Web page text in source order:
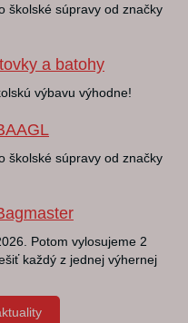
školské súpravy od značky
a batohy
výbavu výhodne!
školské súpravy od značky
Potom vylosujeme 2
každý z jednej výhernej